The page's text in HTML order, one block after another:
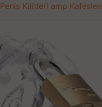
Penis Kilitleri amp Kafesleri